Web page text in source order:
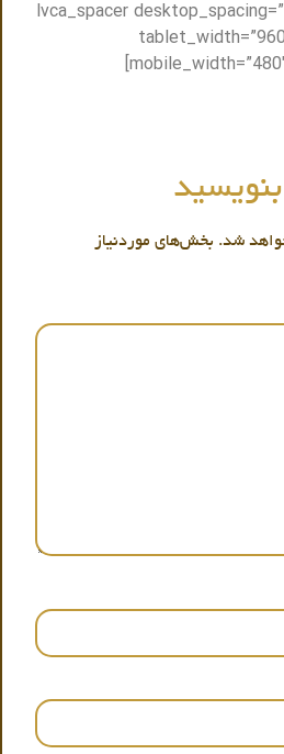
[/vc_column_text][lvca_spacer
mobile_width=”480″ mobile_spacing=”20″]
شد. بخش‌های موردنیاز